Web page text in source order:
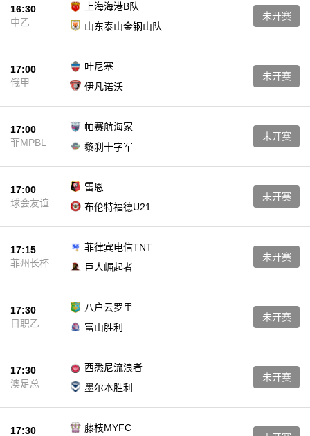
16:30
中乙
上海海港B队
山东泰山金钢山队
未开赛
17:00
俄甲
叶尼塞
伊凡诺沃
未开赛
17:00
菲MPBL
帕赛航海家
黎刹十字军
未开赛
17:00
球会友谊
雷恩
布伦特福德U21
未开赛
17:15
菲州长杯
菲律宾电信TNT
巨人崛起者
未开赛
17:30
日职乙
八户云罗里
富山胜利
未开赛
17:30
澳足总
西悉尼流浪者
墨尔本胜利
未开赛
17:30
藤枝MYFC